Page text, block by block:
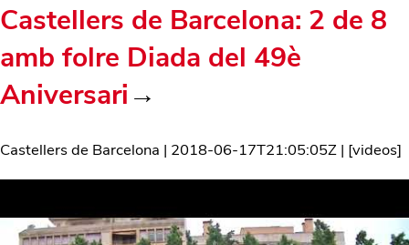
Castellers de Barcelona: 2 de 8
amb folre Diada del 49è
Aniversari→
Castellers de Barcelona | 2018-06-17T21:05:05Z | [videos]